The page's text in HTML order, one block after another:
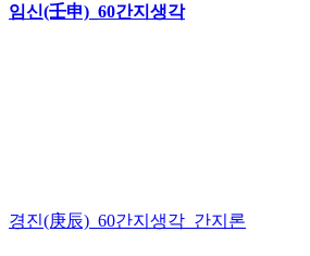
임신(壬申)_60간지생각
경진(庚辰)_60간지생각_간지론